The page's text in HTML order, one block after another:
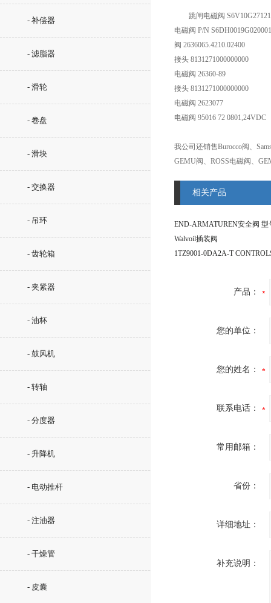
- 补偿器
- 滤脂器
- 滑轮
- 卷盘
- 滑块
- 交换器
- 吊环
- 齿轮箱
- 夹紧器
- 油杯
- 鼓风机
- 转轴
- 分度器
- 升降机
- 电动推杆
- 注油器
- 干燥管
- 皮囊
跳闸电磁阀
电磁阀 P/N
阀 2636065.4210.02400
接头 8131271000000000
电磁阀 26360-89
接头 8131271000000000
电磁阀 2623077
电磁阀 95016 72 0801,24VDC
我公司还销售Burocco阀、
GEMU阀、ROSS电磁阀、
相关产品
Walvoil插装阀
1TZ9001-0DA2A-T
产品：
您的单位：
您的姓名：
联系电话：
常用邮箱：
省份：
详细地址：
补充说明：